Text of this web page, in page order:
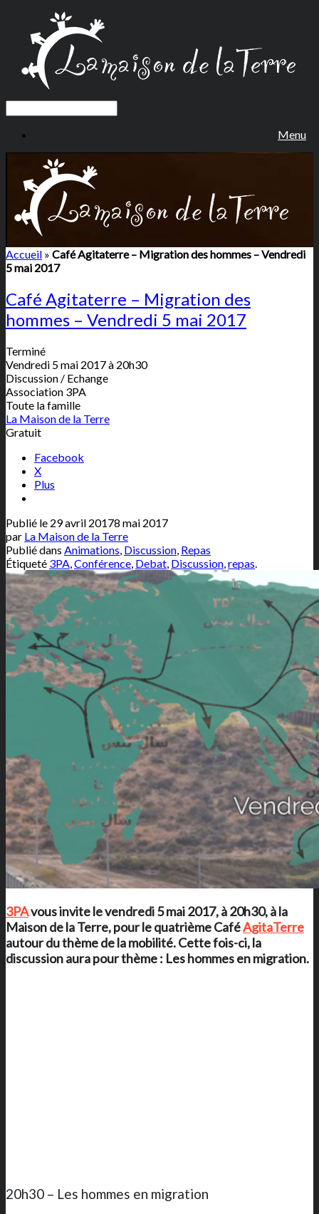
Menu
Accueil » Café Agitaterre – Migration des hommes – Vendredi
5 mai 2017
Café Agitaterre – Migration des
hommes – Vendredi 5 mai 2017
Terminé
Vendredi 5 mai 2017 à 20h30
Discussion / Echange
Association 3PA
Toute la famille
La Maison de la Terre
Gratuit
Facebook
X
Plus
Publié le 29 avril 20178 mai 2017
par La Maison de la Terre
Publié dans Animations, Discussion, Repas
Étiqueté 3PA,Conférence, Debat, Discussion,repas.
3PAvous invite le vendredi 5 mai 2017, à 20h30, àla
Maison de la Terre, pour le quatrième CaféAgitaTerre
autour du thème de la mobilité. Cette fois-ci, la
discussion aura pour thème : Les hommes en migration.
20h30 – Les hommes en migration